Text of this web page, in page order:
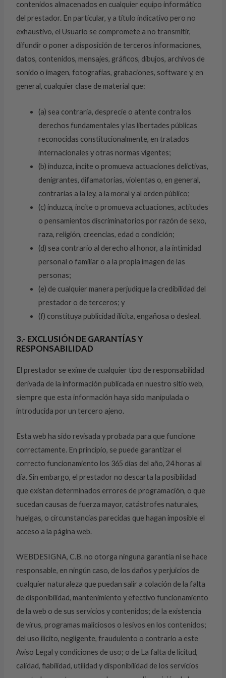
contenidos almacenados en cualquier equipo informático
del prestador. En particular, y a título indicativo pero no
exhaustivo, el Usuario se compromete a no transmitir,
difundir o poner a disposición de terceros informaciones,
datos, contenidos, mensajes, gráficos, dibujos, archivos de
sonido o imagen, fotografías, grabaciones, software y, en
general, cualquier clase de material que:
(a) sea contraria, desprecie o atente contra los
derechos fundamentales y las libertades públicas
reconocidas constitucionalmente, en tratados
internacionales y otras normas vigentes;
(b) induzca, incite o promueva actuaciones delictivas,
denigrantes, difamatorias, violentas o, en general,
contrarias a la ley, a la moral y al orden público;
(c) induzca, incite o promueva actuaciones, actitudes
o pensamientos discriminatorios por razón de sexo,
raza, religión, creencias, edad o condición;
(d) sea contrario al derecho al honor, a la intimidad
personal o familiar o a la propia imagen de las
personas;
(e) de cualquier manera perjudique la credibilidad del
prestador o de terceros; y
(f) constituya publicidad ilícita, engañosa o desleal.
3.- EXCLUSIÓN DE GARANTÍAS Y
RESPONSABILIDAD
El prestador se exime de cualquier tipo de responsabilidad
derivada de la información publicada en nuestro sitio web,
siempre que esta información haya sido manipulada o
introducida por un tercero ajeno.
Esta web ha sido revisada y probada para que funcione
correctamente. En principio, se puede garantizar el
correcto funcionamiento los 365 días del año, 24 horas al
día. Sin embargo, el prestador no descarta la posibilidad
que existan determinados errores de programación, o que
sucedan causas de fuerza mayor, catástrofes naturales,
huelgas, o circunstancias parecidas que hagan imposible el
acceso a la página web.
WEBDESIGNA, C.B. no otorga ninguna garantía ni se hace
responsable, en ningún caso, de los daños y perjuicios de
cualquier naturaleza que puedan salir a colación de la falta
de disponibilidad, mantenimiento y efectivo funcionamiento
de la web o de sus servicios y contenidos; de la existencia
de virus, programas maliciosos o lesivos en los contenidos;
del uso ilícito, negligente, fraudulento o contrario a este
Aviso Legal y condiciones de uso; o de La falta de licitud,
calidad, fiabilidad, utilidad y disponibilidad de los servicios